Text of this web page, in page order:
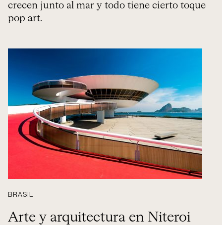
crecen junto al mar y todo tiene cierto toque
pop art.
BRASIL
Arte y arquitectura en Niteroi